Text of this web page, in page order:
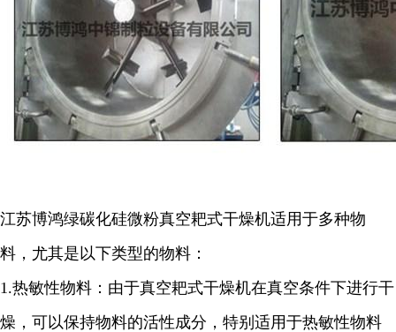
江苏博鸿绿碳化硅微粉真空耙式干燥机适用于多种物
料，尤其是以下类型的物料：
1.热敏性物料：由于真空耙式干燥机在真空条件下进行干
燥，可以保持物料的活性成分，特别适用于热敏性物料